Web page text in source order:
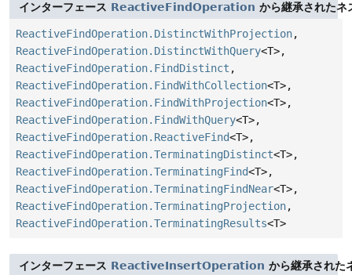
インターフェース ReactiveFindOperation から継承された
ReactiveFindOperation.DistinctWithProjection,
ReactiveFindOperation.DistinctWithQuery<T>,
ReactiveFindOperation.FindDistinct ,
ReactiveFindOperation.FindWithCollection<T>,
ReactiveFindOperation.FindWithProjection<T>,
ReactiveFindOperation.FindWithQuery<T>,
ReactiveFindOperation.ReactiveFind<T>,
ReactiveFindOperation.TerminatingDistinct<T>,
ReactiveFindOperation.TerminatingFind<T>,
ReactiveFindOperation.TerminatingFindNear<T>,
ReactiveFindOperation.TerminatingProjection,
ReactiveFindOperation.TerminatingResults<T>
インターフェース ReactiveInsertOperation から継承された